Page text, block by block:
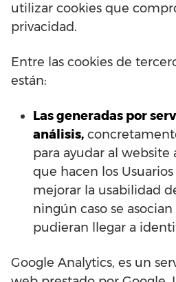
utilizar cookies que
privacidad.
Entre las cookies de
están:
Las generadas por
análisis,
para ayudar al website
que hacen los
mejorar la usabilidad
ningún caso se
pudieran llegar a
Google Analytics, es un